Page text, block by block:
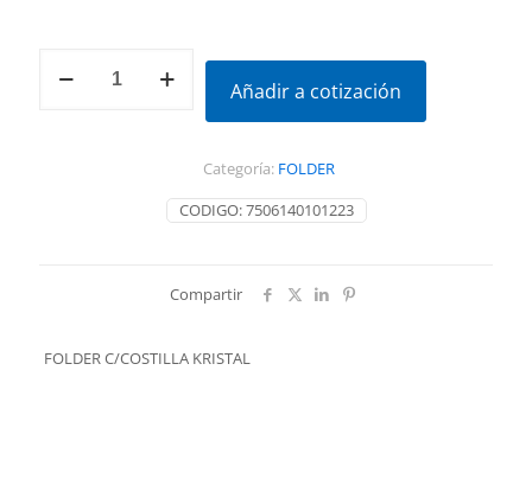
C/COSTILLA
Añadir a cotización
CODIGO:7506140101223
Categoría: FOLDER
Compartir
FOLDER C/COSTILLA KRISTAL